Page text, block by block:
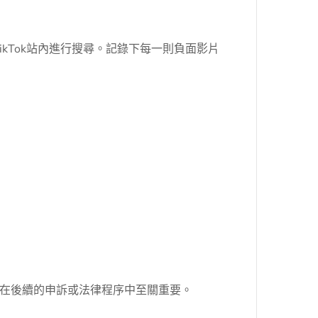
站內進行搜尋。記錄下每一則負面影片
後續的申訴或法律程序中至關重要。